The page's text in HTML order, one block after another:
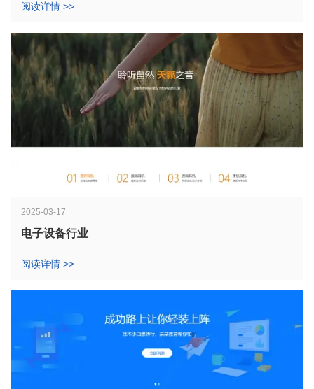
阅读详情 >>
2025-03-17
电子设备行业
阅读详情 >>